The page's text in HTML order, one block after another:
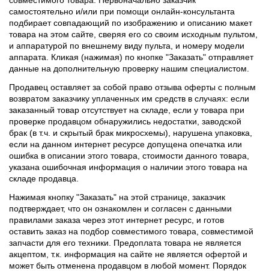
самостоятельно и/или при помощи онлайн-консультанта
подбирает совпадающий по изображению и описанию макет
товара на этом сайте, сверяя его со своим исходным пультом,
и аппаратурой по внешнему виду пульта, и номеру модели
аппарата. Кликая (нажимая) по кнопке "Заказать" отправляет
данные на дополнительную проверку нашим специалистом.
Продавец оставляет за собой право отзыва оферты с полным
возвратом заказчику уплаченных им средств в случаях: если
заказанный товар отсутствует на складе, если у товара при
проверке продавцом обнаружились недостатки, заводской
брак (в т.ч. и скрытый брак микросхемы), нарушена упаковка,
если на данном интернет ресурсе допущена опечатка или
ошибка в описании этого товара, стоимости данного товара,
указана ошибочная информация о наличии этого товара на
складе продавца.
Нажимая кнопку "Заказать" на этой странице, заказчик
подтверждает, что он ознакомлен и согласен с данными
правилами заказа через этот интернет ресурс, и готов
оставить заказ на подбор совместимого товара, совместимой
запчасти для его техники. Предоплата товара не является
акцептом, т.к. информация на сайте не является офертой и
может быть отменена продавцом в любой момент. Порядок